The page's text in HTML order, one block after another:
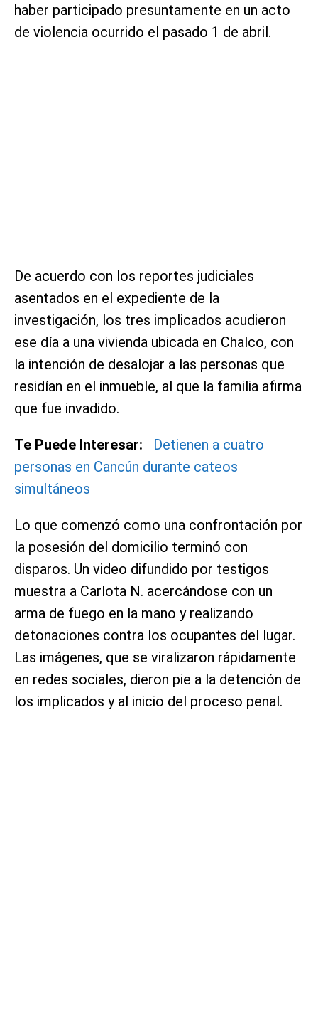
haber participado presuntamente en un acto
de violencia ocurrido el pasado 1 de abril.
De acuerdo con los reportes judiciales
asentados en el expediente de la
investigación, los tres implicados acudieron
ese día a una vivienda ubicada en Chalco, con
la intención de desalojar a las personas que
residían en el inmueble, al que la familia afirma
que fue invadido.
Te Puede Interesar: Detienen a cuatro
personas en Cancún durante cateos
simultáneos
Lo que comenzó como una confrontación por
la posesión del domicilio terminó con
disparos. Un video difundido por testigos
muestra a Carlota N. acercándose con un
arma de fuego en la mano y realizando
detonaciones contra los ocupantes del lugar.
Las imágenes, que se viralizaron rápidamente
en redes sociales, dieron pie a la detención de
los implicados y al inicio del proceso penal.